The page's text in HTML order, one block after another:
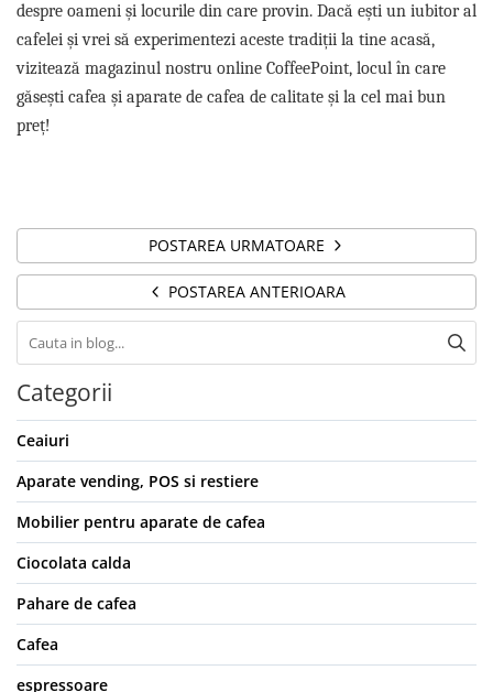
despre oameni și locurile din care provin. Dacă ești un iubitor al
cafelei și vrei să experimentezi aceste tradiții la tine acasă,
vizitează magazinul nostru online CoffeePoint, locul în care
găsești cafea și aparate de cafea de calitate și la cel mai bun
preț!
POSTAREA URMATOARE
POSTAREA ANTERIOARA
Categorii
Ceaiuri
Aparate vending, POS si restiere
Mobilier pentru aparate de cafea
Ciocolata calda
Pahare de cafea
Cafea
espressoare